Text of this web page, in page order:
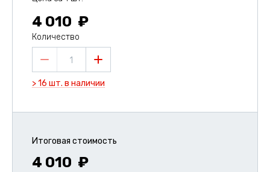
4 010
Количество
1
> 16 шт. в наличии
Итоговая стоимость
4 010